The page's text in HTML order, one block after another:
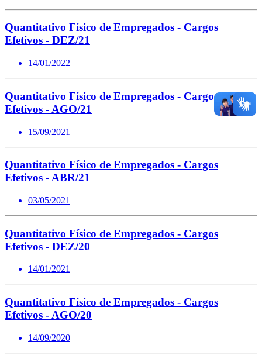
Quantitativo Físico de Empregados - Cargos
Efetivos - DEZ/21
14/01/2022
Quantitativo Físico de Empregados - Cargos
Efetivos - AGO/21
15/09/2021
Quantitativo Físico de Empregados - Cargos
Efetivos - ABR/21
03/05/2021
Quantitativo Físico de Empregados - Cargos
Efetivos - DEZ/20
14/01/2021
Quantitativo Físico de Empregados - Cargos
Efetivos - AGO/20
14/09/2020